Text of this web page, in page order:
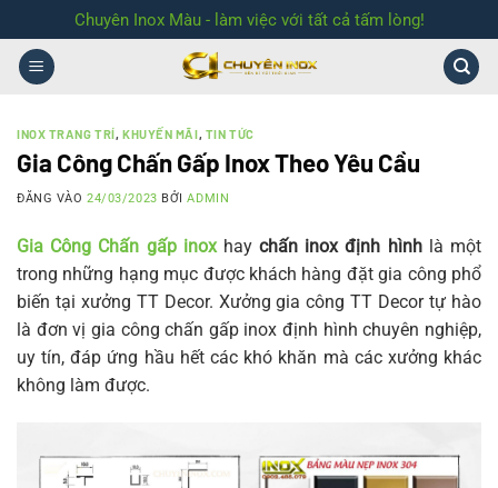
qua
nội
Chuyên Inox Màu - làm việc với tất cả tấm lòng!
INOX TRANG TRÍ, KHUYẾN MÃI, TIN TỨC
Gia Công Chấn Gấp Inox Theo Yêu Cầu
ĐĂNG VÀO24/03/2023 BỞIADMIN
Gia Công Chấn gấp inoxhaychấn inox định hìnhlà một
trong những hạng mục được khách hàng đặt gia công phổ
biến tại xưởng TT Decor. Xưởng gia công TT Decor tự hào
là đơn vị gia công chấn gấp inox định hình chuyên nghiệp,
uy tín, đáp ứng hầu hết các khó khăn mà các xưởng khác
không làm được.